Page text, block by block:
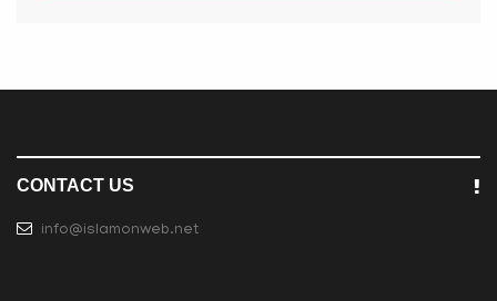
CONTACT US
info@islamonweb.net